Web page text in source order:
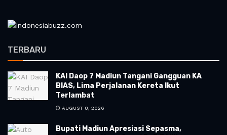
TERBARU
KAI Daop 7 Madiun Tangani Gangguan KA
BIAS, Lima Perjalanan Kereta Ikut
Terlambat
AUGUST 8, 2026
Bupati Madiun Apresiasi Sepasma,